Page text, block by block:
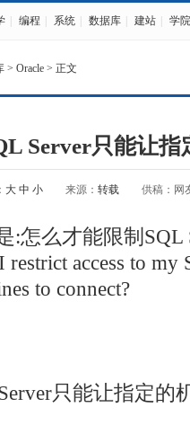
编程 系统 数据库 建站 学院
> Oracle > 正文
Server只能让指
大 中 小 来源： 转载 供稿：网
:怎么才能限制SQL
access to my
to connect?
只能让指定的